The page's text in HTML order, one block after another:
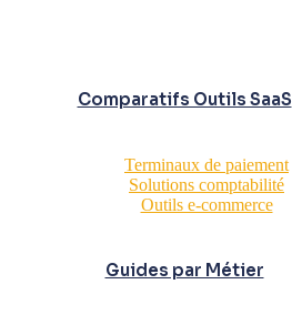
Comparatifs Outils SaaS
Terminaux de paiement
Solutions comptabilité
Outils e-commerce
Guides par Métier